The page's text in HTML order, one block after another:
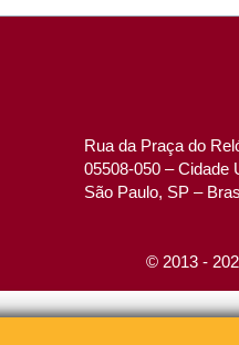
Rua da Praça do
05508-050 – Cidade
São Paulo, SP –
© 2013 -